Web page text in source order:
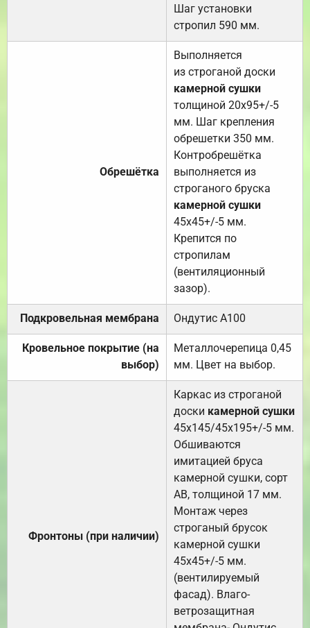
Шаг установки
стропил 590 мм.
Обрешётка
Выполняется
из строганой доски
камерной сушки
толщиной 20х95+/-5
мм. Шаг крепления
обрешетки 350 мм.
Контробрешётка
выполняется из
строганого бруска
камерной сушки
45х45+/-5 мм.
Крепится по
стропилам
(вентиляционный
зазор).
Подкровельная мембрана Ондутис А100
Кровельное покрытие (на
выбор)
Металлочерепица 0,45
мм. Цвет на выбор.
Фронтоны (при наличии)
Каркас из строганой
доски камерной сушки
45х145/45х195+/-5 мм.
Обшиваются
имитацией бруса
камерной сушки, сорт
АВ, толщиной 17 мм.
Монтаж через
строганый брусок
камерной сушки
45х45+/-5 мм.
(вентилируемый
фасад). Влаго-
ветрозащитная